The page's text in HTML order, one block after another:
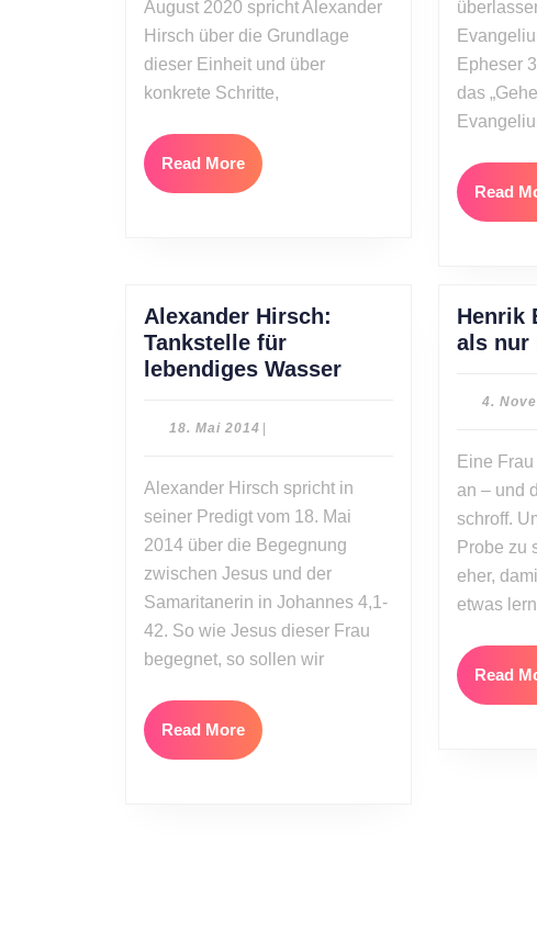
August 2020 spricht Alexander
Hirsch über die Grundlage
dieser Einheit und über
konkrete Schritte,
Read MoreRead
More
Epheser
das
Read
Alexander Hirsch:
Tankstelle für
lebendiges WasserAlexander
Wasser
18. Mai 2014 18.
Alexander Hirsch spricht in
seiner Predigt vom 18. Mai
2014 über die Begegnung
zwischen Jesus und der
Samaritanerin in Johannes 4,1-
42. So wie Jesus dieser Frau
begegnet, so sollen wir
Read MoreRead
More
Henrik
als nur
4.
Eine
an – und
schroff.
Probe zu
eher,
etwas
Read